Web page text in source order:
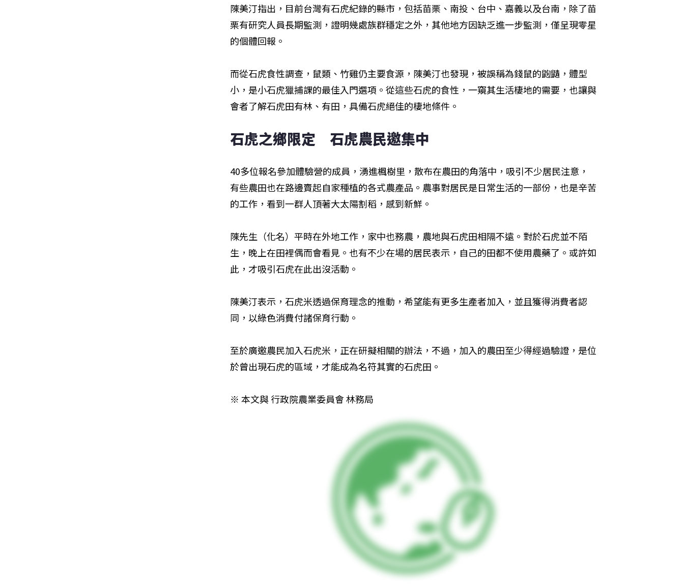
陳美汀指出，目前台灣有石虎紀錄的縣市，包括苗栗、南投、台中、嘉義以及台南，除了苗
栗有研究人員長期監測，證明幾處族群穩定之外，其他地方因缺乏進一步監測，僅呈現零星
的個體回報。
而從石虎食性調查，鼠類、竹雞仍主要食源，陳美汀也發現，被誤稱為錢鼠的鼩鼱，體型
小，是小石虎獵捕課的最佳入門選項。從這些石虎的食性，一窺其生活棲地的需要，也讓與
會者了解石虎田有林、有田，具備石虎絕佳的棲地條件。
石虎之鄉限定　石虎農民邀集中
40多位報名參加體驗營的成員，湧進楓樹里，散布在農田的角落中，吸引不少居民注意，
有些農田也在路邊賣起自家種植的各式農產品。農事對居民是日常生活的一部份，也是辛苦
的工作，看到一群人頂著大太陽割稻，感到新鮮。
陳先生（化名）平時在外地工作，家中也務農，農地與石虎田相隔不遠。對於石虎並不陌
生，晚上在田裡偶而會看見。也有不少在場的居民表示，自己的田都不使用農藥了。或許如
此，才吸引石虎在此出沒活動。
陳美汀表示，石虎米透過保育理念的推動，希望能有更多生產者加入，並且獲得消費者認
同，以綠色消費付諸保育行動。
至於廣邀農民加入石虎米，正在研擬相關的辦法，不過，加入的農田至少得經過驗證，是位
於曾出現石虎的區域，才能成為名符其實的石虎田。
※ 本文與 行政院農業委員會 林務局